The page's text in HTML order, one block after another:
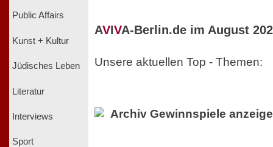
Public Affairs
Kunst + Kultur
Jüdisches Leben
Literatur
Interviews
Sport
AVIVA-Berlin.de im August
Unsere aktuellen Top - Themen:
Archiv Gewinnspiele